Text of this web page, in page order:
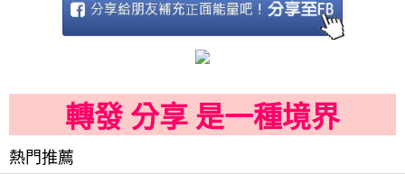
轉發 分享 是一種境界
熱門推薦